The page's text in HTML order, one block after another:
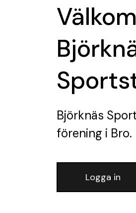
Björknäs
förening i Bro.
Logga in